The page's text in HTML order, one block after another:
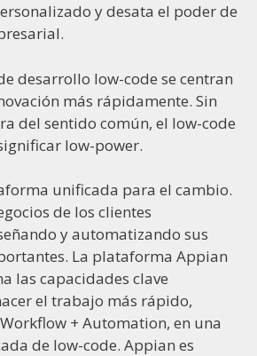
y desata el poder de
desarrollo low-code se centran
más rápidamente. Sin
del sentido común, el low-code
low-power.
unificada para el cambio.
de los clientes
y automatizando sus
La plataforma Appian
las capacidades clave
el trabajo más rápido,
+ Automation, en una
de low-code. Appian es